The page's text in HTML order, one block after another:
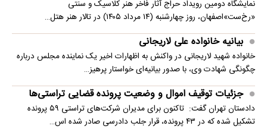
نمایشگاه دومین رویداد حراج آثار فاخر هنر کلاسیک و سنتی
«رخ‌ست»اصفهان، روز چهارشنبه (۱۴ مرداد ۱۴۰۵) در تالار هنر هتل…
بیانیه خانواده علی لاریجانی
خانواده شهید لاریجانی در واکنش به اظهارات اخیر یک نماینده مجلس درباره
چگونگی شهادت وی، با صدور بیانیه‌ای خواستار پرهیز…
جزئیات توقیف اموال و وضعیت پرونده قضایی تراستی‌ها
دادستان تهران گفت: تاکنون برای مدیران شرکت‌های تراستی ۵۹ پرونده
تشکیل شده که در ۴۳ پرونده، قرار جلب دادرسی صادر شده اس…